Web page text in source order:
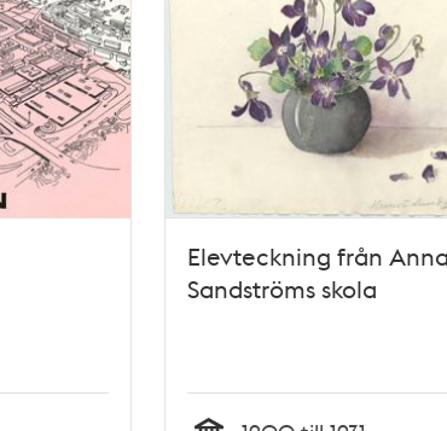
Elevteckning från Anna
Sandströms skola